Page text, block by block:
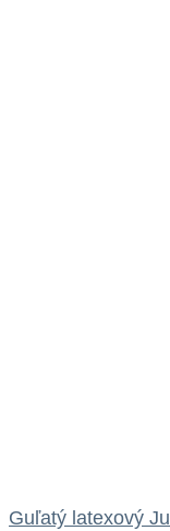
Guľatý latexový